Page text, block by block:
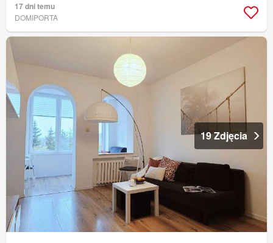
17 dni temu
DOMIPORTA
19 Zdjęcia